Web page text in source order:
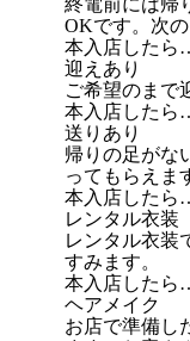
OKです。次
本入店したら
迎えあり
ご希望のまで
本入店したら
送りあり
帰りの足がな
ってもらえま
本入店したら
レンタル衣装
レンタル衣装
すみます。
本入店したら
ヘアメイク
お店で準備し